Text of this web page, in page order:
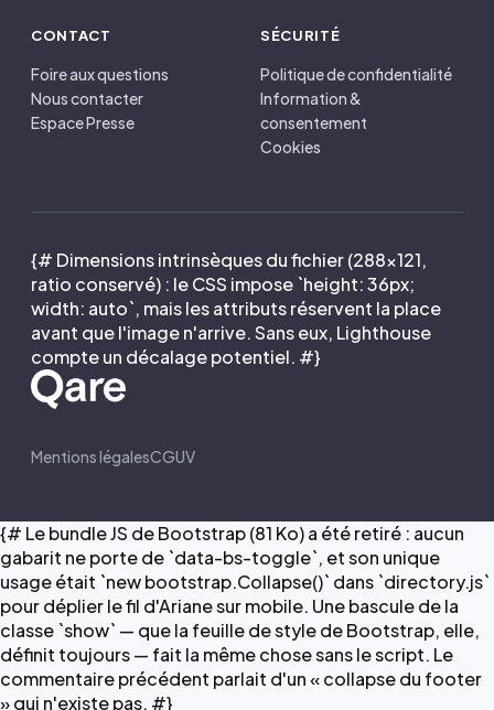
CONTACT
Foire aux questions
Nous contacter
Espace Presse
SÉCURITÉ
Politique de confidentialité
Information &
consentement
Cookies
{# Dimensions intrinsèques du fichier (288×121,
ratio conservé) : le CSS impose `height: 36px;
width: auto`, mais les attributs réservent la place
avant que l'image n'arrive. Sans eux, Lighthouse
compte un décalage potentiel. #}
Mentions légalesCGUV
{# Le bundle JS de Bootstrap (81 Ko) a été retiré : aucun
gabarit ne porte de `data-bs-toggle`, et son unique
usage était `new bootstrap.Collapse()` dans `directory.js`
pour déplier le fil d'Ariane sur mobile. Une bascule de la
classe `show` — que la feuille de style de Bootstrap, elle,
définit toujours — fait la même chose sans le script. Le
commentaire précédent parlait d'un « collapse du footer
» qui n'existe pas. #}